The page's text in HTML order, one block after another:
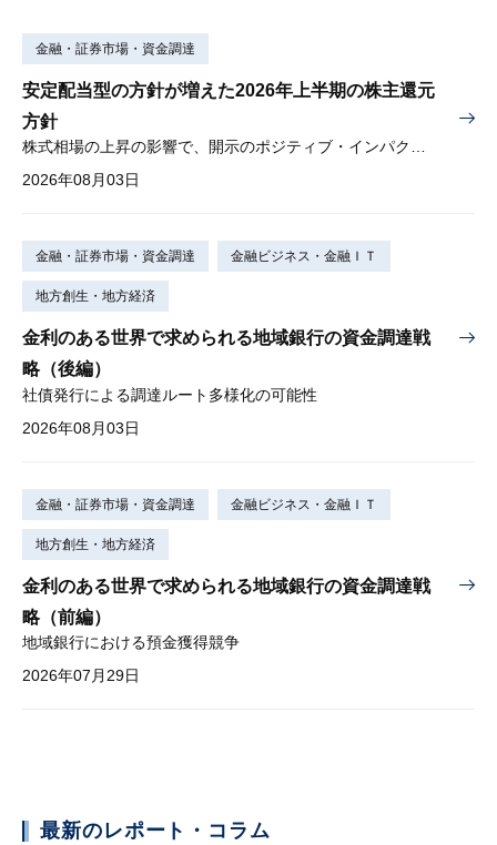
金融・証券市場・資金調達
安定配当型の方針が増えた2026年上半期の株主還元
方針
株式相場の上昇の影響で、開示のポジティブ・インパクトは低下
2026年08月03日
金融・証券市場・資金調達 金融ビジネス・金融ＩＴ
地方創生・地方経済
金利のある世界で求められる地域銀行の資金調達戦
略（後編）
社債発行による調達ルート多様化の可能性
2026年08月03日
金融・証券市場・資金調達 金融ビジネス・金融ＩＴ
地方創生・地方経済
金利のある世界で求められる地域銀行の資金調達戦
略（前編）
地域銀行における預金獲得競争
2026年07月29日
最新のレポート・コラム